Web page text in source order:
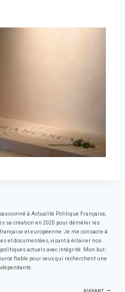
à Actualité Politique Française,
sa création en 2020 pour démêler les
et européenne. Je me consacre à
et documentées, visant à éclairer nos
actuels avec intégrité. Mon but :
fiable pour ceux qui recherchent une
SUIVANT